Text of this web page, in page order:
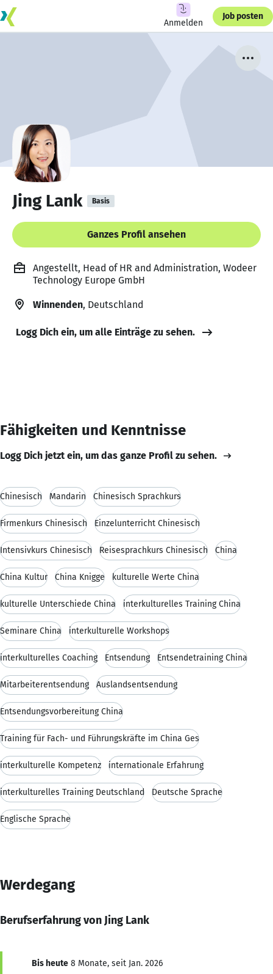
Anmelden
Job posten
Jing Lank Basis
Ganzes Profil ansehen
Angestellt, Head of HR and Administration, Wodeer
Technology Europe GmbH
Winnenden, Deutschland
Logg Dich ein, um alle Einträge zu sehen.
Fähigkeiten und Kenntnisse
Logg Dich jetzt ein, um das ganze Profil zu sehen.
Chinesisch Mandarin Chinesisch Sprachkurs
Firmenkurs Chinesisch Einzelunterricht Chinesisch
Intensivkurs Chinesisch Reisesprachkurs Chinesisch China
China Kultur China Knigge kulturelle Werte China
kulturelle Unterschiede China interkulturelles Training China
Seminare China interkulturelle Workshops
interkulturelles Coaching Entsendung Entsendetraining China
Mitarbeiterentsendung Auslandsentsendung
Entsendungsvorbereitung China
Training für Fach- und Führungskräfte im China Ges
interkulturelle Kompetenz internationale Erfahrung
interkulturelles Training Deutschland Deutsche Sprache
Englische Sprache
Werdegang
Berufserfahrung von Jing Lank
Bis heute 8 Monate, seit Jan. 2026